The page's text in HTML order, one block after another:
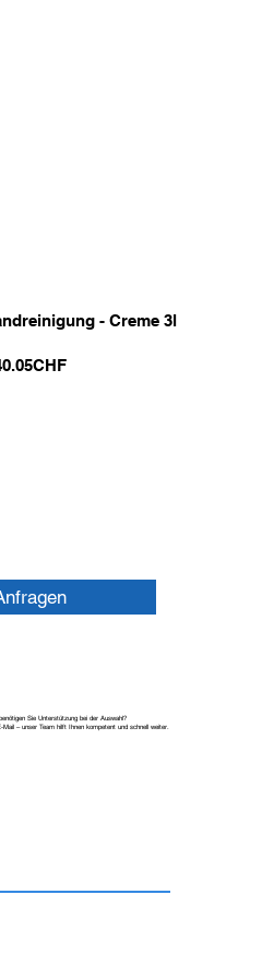
- Creme 3l
CHF
Sie Unterstützung bei der Auswahl?
– unser Team hilft Ihnen kompetent und schnell weiter.